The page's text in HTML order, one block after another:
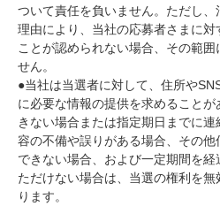
ついて責任を負いません。ただし
理由により、当社の応募者さまに
ことが認められない場合、その範
せん。
●当社は当選者に対して、住所や
に必要な情報の提供を求めること
きない場合または指定期日までに
容の不備や誤りがある場合、その
できない場合、および一定期間を
ただけない場合は、当選の権利を
ります。